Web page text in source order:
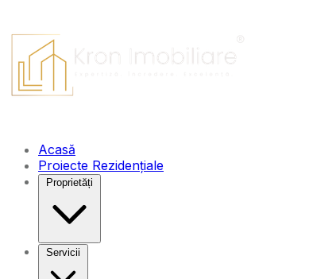
Acasă
Proiecte Rezidențiale
Proprietăți
Servicii